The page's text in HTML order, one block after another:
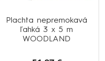
Plachta nepremokavá
ľahká 3 x 5 m
WOODLAND